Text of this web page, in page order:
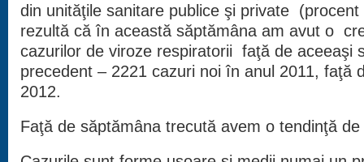
din unităţile sanitare publice şi private
rezultă că în această săptămâna am avut o
cazurilor de viroze respiratorii faţă de aceeaşi
precedent – 2221 cazuri noi în anul 2011, faţă
2012.
Faţă de săptămâna trecută avem o tendinţă